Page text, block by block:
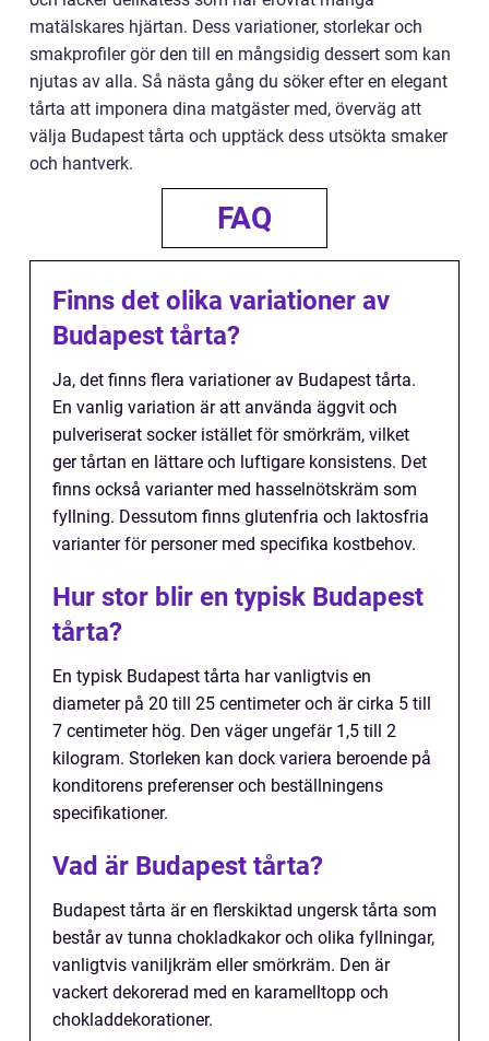
matälskares hjärtan. Dess variationer, storlekar och
smakprofiler gör den till en mångsidig dessert som kan
njutas av alla. Så nästa gång du söker efter en elegant
tårta att imponera dina matgäster med, överväg att
välja Budapest tårta och upptäck dess utsökta smaker
och hantverk.
FAQ
Finns det olika variationer av
Budapest tårta?
Ja, det finns flera variationer av Budapest tårta.
En vanlig variation är att använda äggvit och
pulveriserat socker istället för smörkräm, vilket
ger tårtan en lättare och luftigare konsistens. Det
finns också varianter med hasselnötskräm som
fyllning. Dessutom finns glutenfria och laktosfria
varianter för personer med specifika kostbehov.
Hur stor blir en typisk Budapest
tårta?
En typisk Budapest tårta har vanligtvis en
diameter på 20 till 25 centimeter och är cirka 5 till
7 centimeter hög. Den väger ungefär 1,5 till 2
kilogram. Storleken kan dock variera beroende på
konditorens preferenser och beställningens
specifikationer.
Vad är Budapest tårta?
Budapest tårta är en flerskiktad ungersk tårta som
består av tunna chokladkakor och olika fyllningar,
vanligtvis vaniljkräm eller smörkräm. Den är
vackert dekorerad med en karamelltopp och
chokladdekorationer.